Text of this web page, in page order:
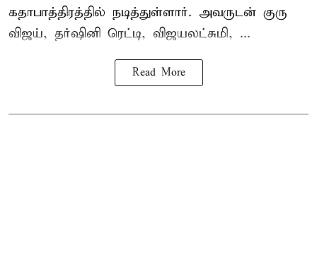
கதாபாத்திரத்தில் நடித்துள்ளார். அவருடன் குரு
விஜய், தர்ஷினி ரெட்டி, விஜயலட்சுமி, ...
Read More